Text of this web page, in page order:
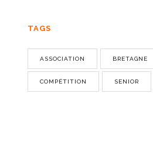
TAGS
ASSOCIATION BRETAGNE
COMPÉTITION SENIOR